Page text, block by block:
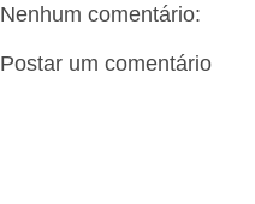
Nenhum comentário:
Postar um comentário